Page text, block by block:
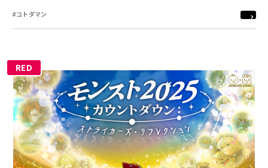
#コトダマン
RED